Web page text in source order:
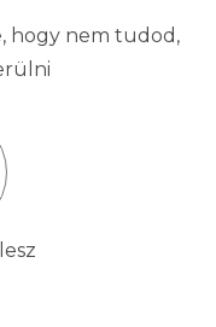
hogy nem tudod,